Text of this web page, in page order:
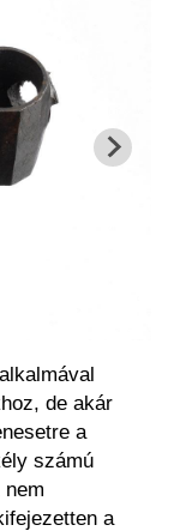
de akár
a
számú
a